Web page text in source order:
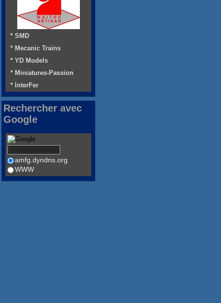
* SMD
* Mecanic Trains
* YD Models
* Miniatures-Passion
* InterFer
Rechercher avec
Google
amfg.dyndns.org
WWW